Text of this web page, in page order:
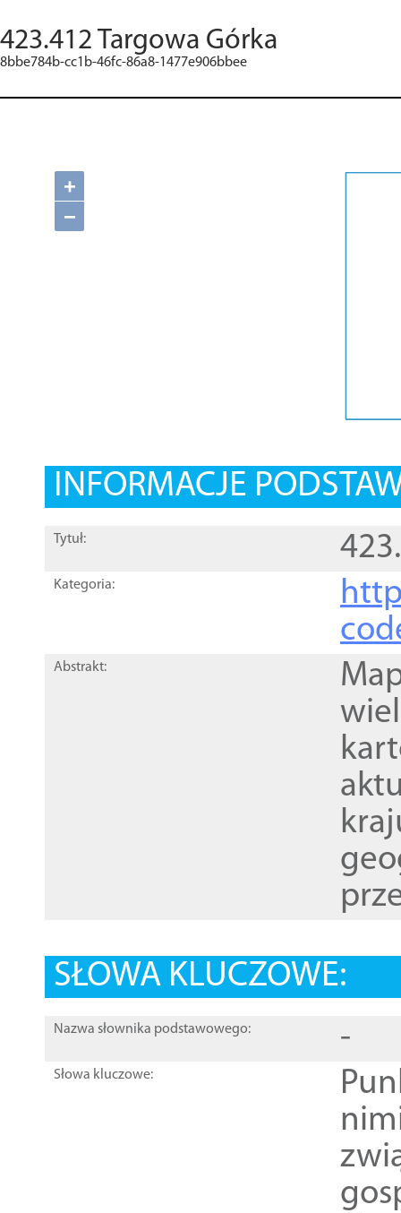
423.412 Targowa Górka
8bbe784b-cc1b-46fc-86a8-1477e906bbee
+
−
INFORMACJE
Tytuł:
Kategoria:
Abstrakt:
SŁOWA KLUCZOWE:
Nazwa słownika podstawowego: -
Słowa kluczowe: